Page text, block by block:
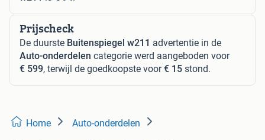
Prijscheck
De duurste Buitenspiegel w211 advertentie in de
Auto-onderdelen categorie werd aangeboden voor
€ 599, terwijl de goedkoopste voor€ 15 stond.
Home Auto-onderdelen